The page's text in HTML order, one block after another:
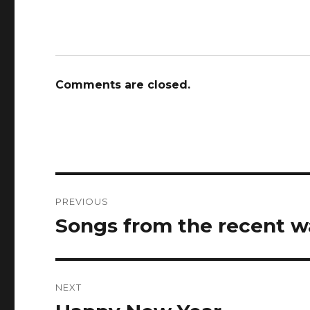
Comments are closed.
navigation
PREVIOUS
Previous
Songs from the recent
NEXT